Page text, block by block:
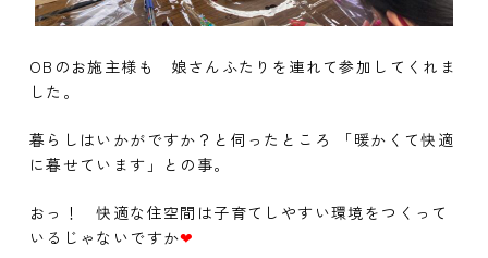
OBのお施主様も 娘さんふたりを連れて参加してくれま
した。
暮らしはいかがですか？と伺ったところ 「暖かくて快適
に暮せています」との事。
おっ！ 快適な住空間は子育てしやすい環境をつくって
いるじゃないですか❤